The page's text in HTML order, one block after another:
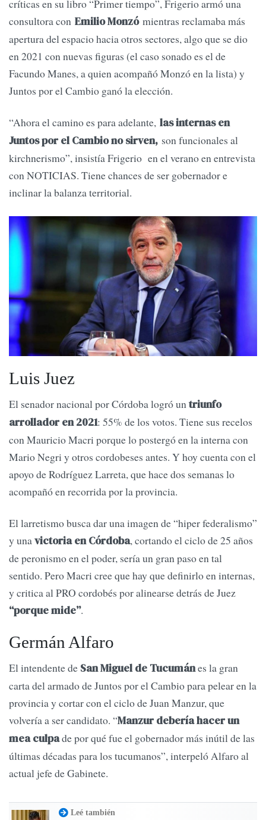
críticas en su libro “Primer tiempo”, Frigerio armó una
consultora con Emilio Monzómientras reclamaba más
apertura del espacio hacia otros sectores, algo que se dio
en 2021 con nuevas figuras (el caso sonado es el de
Facundo Manes, a quien acompañó Monzó en la lista) y
Juntos por el Cambio ganó la elección.
“Ahora el camino es para adelante, las internas en
Juntos por el Cambio no sirven, son funcionales al
kirchnerismo”, insistía Frigerio en el verano en entrevista
con NOTICIAS. Tiene chances de ser gobernador e
inclinar la balanza territorial.
Luis Juez
El senador nacional por Córdoba logró untriunfo
arrollador en 2021: 55% de los votos. Tiene sus recelos
con Mauricio Macri porque lo postergó en la interna con
Mario Negri y otros cordobeses antes. Y hoy cuenta con el
apoyo de Rodríguez Larreta, que hace dos semanas lo
acompañó en recorrida por la provincia.
El larretismo busca dar una imagen de “hiper federalismo”
y unavictoria en Córdoba, cortando el ciclo de 25 años
de peronismo en el poder, sería un gran paso en tal
sentido. Pero Macri cree que hay que definirlo en internas,
y critica al PRO cordobés por alinearse detrás de Juez
“porque mide”.
Germán Alfaro
El intendente de San Miguel de Tucumánes la gran
carta del armado de Juntos por el Cambio para pelear en la
provincia y cortar con el ciclo de Juan Manzur, que
volvería a ser candidato. “Manzur debería hacer un
mea culpade por qué fue el gobernador más inútil de las
últimas décadas para los tucumanos”, interpeló Alfaro al
actual jefe de Gabinete.
Leé también